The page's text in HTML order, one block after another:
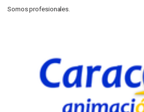
Somos profesionales.